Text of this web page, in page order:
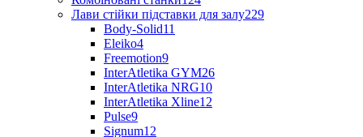
Лави стійки підставки для залу229
Body-Solid11
Eleiko4
Freemotion9
InterAtletika GYM26
InterAtletika NRG10
InterAtletika Xline12
Pulse9
Signum12